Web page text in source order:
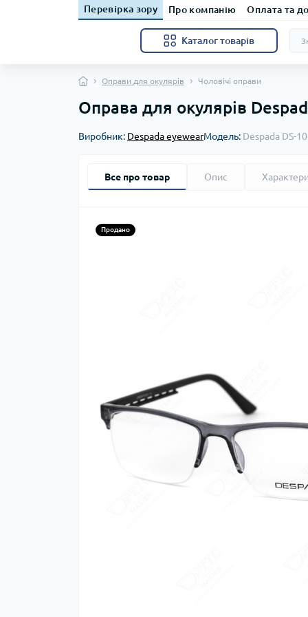
Перевірка зору Про компанію Оплата та
Каталог товарів
Оправи для окулярів Чоловічі оправи
Оправа для окулярів
Виробник: Despada eyewearМодель: Despada DS-
Все про товар Опис
Продано